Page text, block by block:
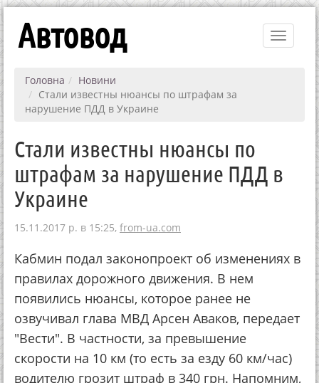
Toggle
Автовод
Головна
Новини
Стали известны нюансы по штрафам за
нарушение ПДД в Украине
Стали известны нюансы по
штрафам за нарушение ПДД в
Украине
15.11.2017 р. в 15:25, from-ua.com
Кабмин подал законопроект об изменениях в
правилах дорожного движения. В нем
появились нюансы, которое ранее не
озвучивал глава МВД Арсен Аваков, передает
"Вести". В частности, за превышение
скорости на 10 км (то есть за езду 60 км/час)
водителю грозит штраф в 340 грн. Напомним,